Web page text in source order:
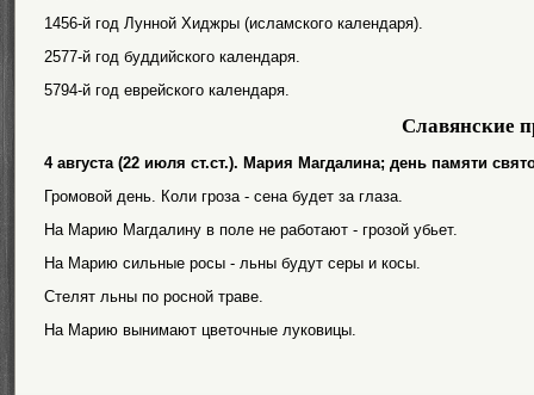
1456-й год Лунной Хиджры (исламского календаря).
2577-й год буддийского календаря.
5794-й год еврейского календаря.
Славянские
4 августа (22 июля ст.ст.). Мария Магдалина; день памяти
Громовой день. Коли гроза - сена будет за глаза.
На Марию Магдалину в поле не работают - грозой убьет.
На Марию сильные росы - льны будут серы и косы.
Стелят льны по росной траве.
На Марию вынимают цветочные луковицы.